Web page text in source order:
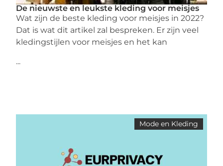
De nieuwste en leukste kleding voor meisjes
Wat zijn de beste kleding voor meisjes in 2022?
Dat is wat dit artikel zal bespreken. Er zijn veel
kledingstijlen voor meisjes en het kan
...
Mode en Kleding